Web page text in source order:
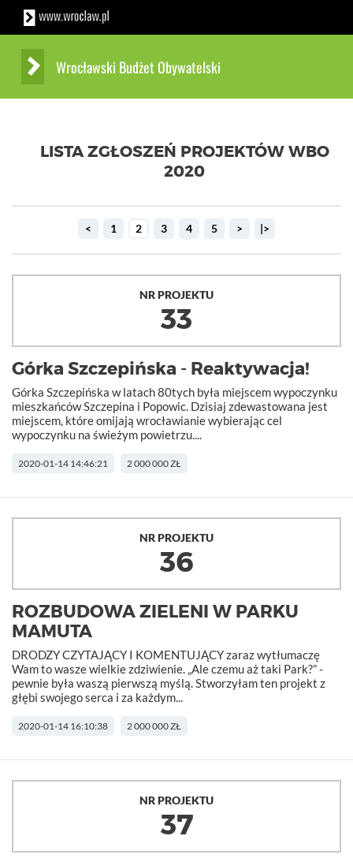
Wrocławski Budżet Obywatelski
LISTA ZGŁOSZEŃ PROJEKTÓW WBO
2020
< 1 2 3 4 5 > |>
NR PROJEKTU
33
Górka Szczepińska - Reaktywacja!
Górka Szczepińska w latach 80tych była miejscem wypoczynku
mieszkańców Szczepina i Popowic. Dzisiaj zdewastowana jest
miejscem, które omijają wrocławianie wybierając cel
wypoczynku na świeżym powietrzu....
2020-01-14 14:46:21 2 000 000 ZŁ
NR PROJEKTU
36
ROZBUDOWA ZIELENI W PARKU
MAMUTA
DRODZY CZYTAJĄCY I KOMENTUJĄCY zaraz wytłumaczę
Wam to wasze wielkie zdziwienie. „Ale czemu aż taki Park?” -
pewnie była waszą pierwszą myślą. Stworzyłam ten projekt z
głębi swojego serca i za każdym...
2020-01-14 16:10:38 2 000 000 ZŁ
NR PROJEKTU
37